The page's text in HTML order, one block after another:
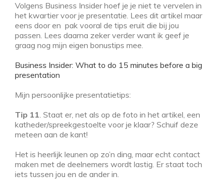
Volgens Business Insider hoef je je niet te vervelen in
het kwartier voor je presentatie. Lees dit artikel maar
eens door en pak vooral de tips eruit die bij jou
passen. Lees daarna zeker verder want ik geef je
graag nog mijn eigen bonustips mee.
Business Insider: What to do 15 minutes before a big
presentation
Mijn persoonlijke presentatietips:
Tip 11. Staat er, net als op de foto in het artikel, een
katheder/spreekgestoelte voor je klaar? Schuif deze
meteen aan de kant!
Het is heerlijk leunen op zo’n ding, maar echt contact
maken met de deelnemers wordt lastig. Er staat toch
iets tussen jou en de ander in.